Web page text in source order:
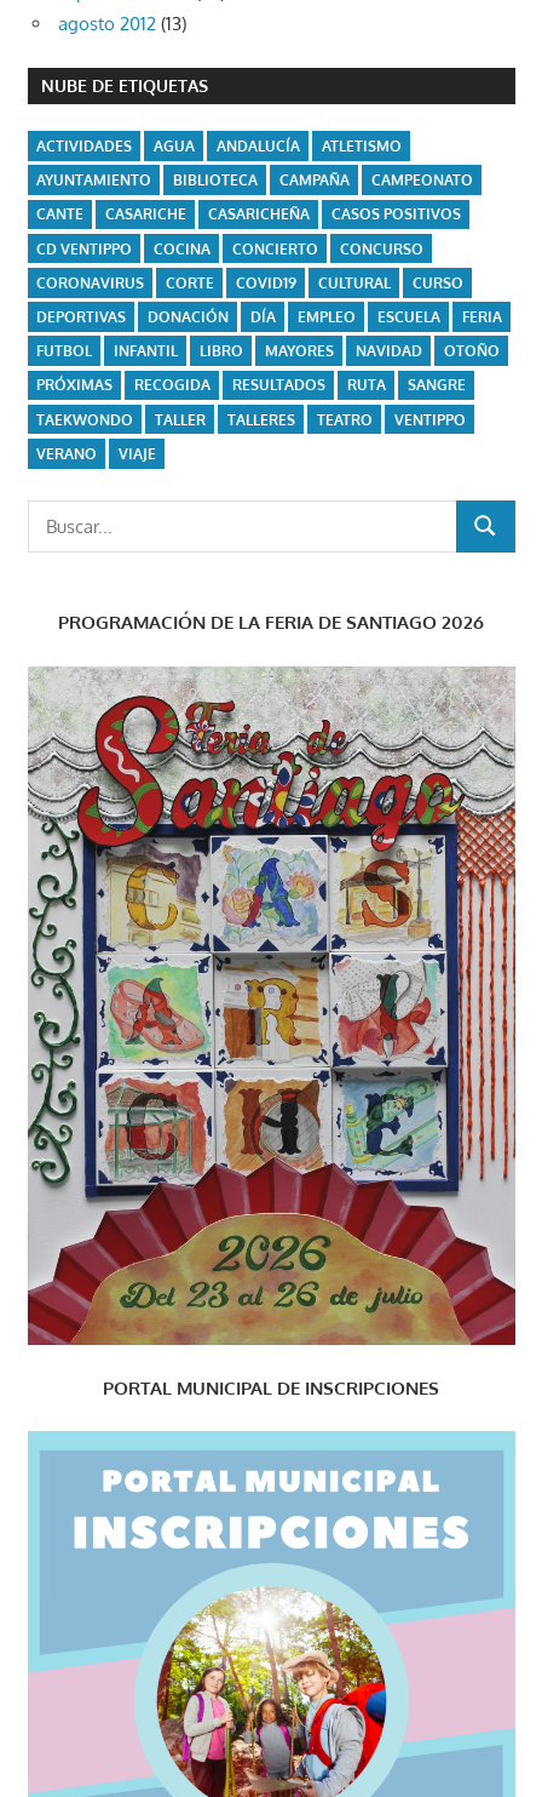
agosto 2012 (13)
NUBE DE ETIQUETAS
ACTIVIDADES AGUA ANDALUCÍA
ATLETISMO
AYUNTAMIENTO
BIBLIOTECA CAMPAÑA
CAMPEONATO
CANTE
CASARICHE CASARICHEÑA
CASOS POSITIVOS
CD VENTIPPO
COCINA CONCIERTO
CONCURSO
CORONAVIRUS
CORTE COVID19 CULTURAL
CURSO
DEPORTIVAS
DONACIÓN DÍA EMPLEO ESCUELA
FERIA
FUTBOL
INFANTIL LIBRO MAYORES NAVIDAD
OTOÑO
PRÓXIMAS
RECOGIDA RESULTADOS RUTA
SANGRE
TAEKWONDO
TALLER TALLERES TEATRO
VENTIPPO
VERANO
VIAJE
BUSCAR
PROGRAMACIÓN DE LA FERIA DE SANTIAGO 2026
PORTAL MUNICIPAL DE INSCRIPCIONES